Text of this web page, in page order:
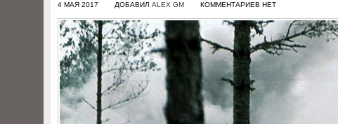
4 МАЯ 2017 ДОБАВИЛ ALEX GM КОММЕНТАРИЕВ НЕТ